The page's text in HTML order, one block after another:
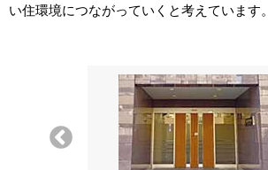
い住環境につながっていくと考えています。